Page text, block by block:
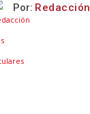
Por: